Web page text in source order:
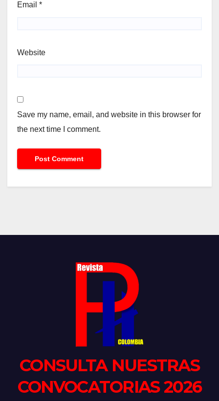
Email *
Website
Save my name, email, and website in this browser for
the next time I comment.
CONSULTA NUESTRAS
CONVOCATORIAS 2026